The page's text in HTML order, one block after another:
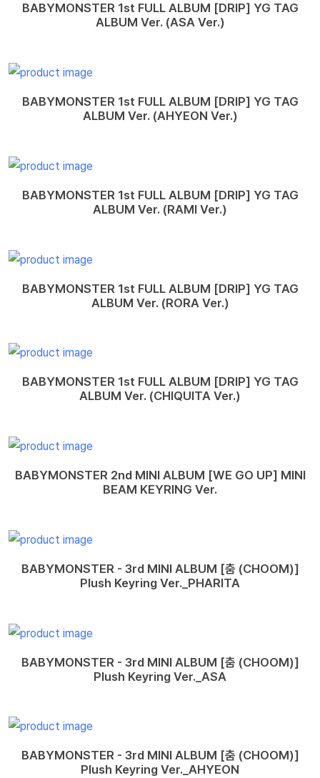
BABYMONSTER 1st FULL ALBUM [DRIP] YG TAG
ALBUM Ver. (ASA Ver.)
BABYMONSTER 1st FULL ALBUM [DRIP] YG TAG
ALBUM Ver. (AHYEON Ver.)
BABYMONSTER 1st FULL ALBUM [DRIP] YG TAG
ALBUM Ver. (RAMI Ver.)
BABYMONSTER 1st FULL ALBUM [DRIP] YG TAG
ALBUM Ver. (RORA Ver.)
BABYMONSTER 1st FULL ALBUM [DRIP] YG TAG
ALBUM Ver. (CHIQUITA Ver.)
BABYMONSTER 2nd MINI ALBUM [WE GO UP] MINI
BEAM KEYRING Ver.
BABYMONSTER - 3rd MINI ALBUM [춤 (CHOOM)]
Plush Keyring Ver._PHARITA
BABYMONSTER - 3rd MINI ALBUM [춤 (CHOOM)]
Plush Keyring Ver._ASA
BABYMONSTER - 3rd MINI ALBUM [춤 (CHOOM)]
Plush Keyring Ver._AHYEON